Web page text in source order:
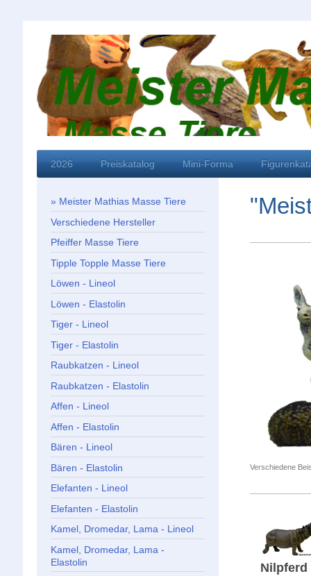
2026 Preiskatalog Mini-Forma
Verschiedene
Nilpferd
Meister Mathias Masse Tiere
Verschiedene Hersteller
Pfeiffer Masse Tiere
Tipple Topple Masse Tiere
Löwen - Lineol
Löwen - Elastolin
Tiger - Lineol
Tiger - Elastolin
Raubkatzen - Lineol
Raubkatzen - Elastolin
Affen - Lineol
Affen - Elastolin
Bären - Lineol
Bären - Elastolin
Elefanten - Lineol
Elefanten - Elastolin
Kamel, Dromedar, Lama - Lineol
Kamel, Dromedar, Lama -
Elastolin